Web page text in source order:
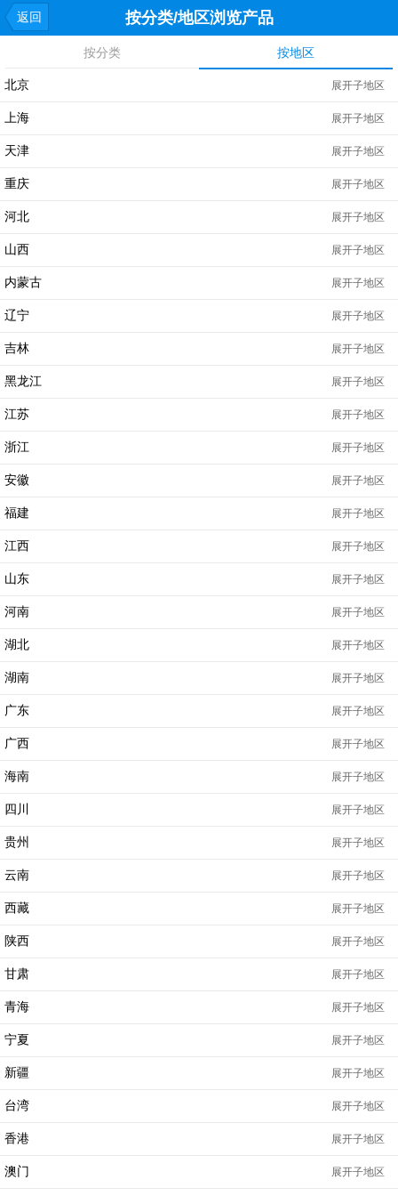
返回 按分类/地区浏览产品
按分类 按地区
展开子地区
北京
展开子地区
上海
展开子地区
天津
展开子地区
重庆
展开子地区
河北
展开子地区
山西
展开子地区
内蒙古
展开子地区
辽宁
展开子地区
吉林
展开子地区
黑龙江
展开子地区
江苏
展开子地区
浙江
展开子地区
安徽
展开子地区
福建
展开子地区
江西
展开子地区
山东
展开子地区
河南
展开子地区
湖北
展开子地区
湖南
展开子地区
广东
展开子地区
广西
展开子地区
海南
展开子地区
四川
展开子地区
贵州
展开子地区
云南
展开子地区
西藏
展开子地区
陕西
展开子地区
甘肃
展开子地区
青海
展开子地区
宁夏
展开子地区
新疆
展开子地区
台湾
展开子地区
香港
展开子地区
澳门